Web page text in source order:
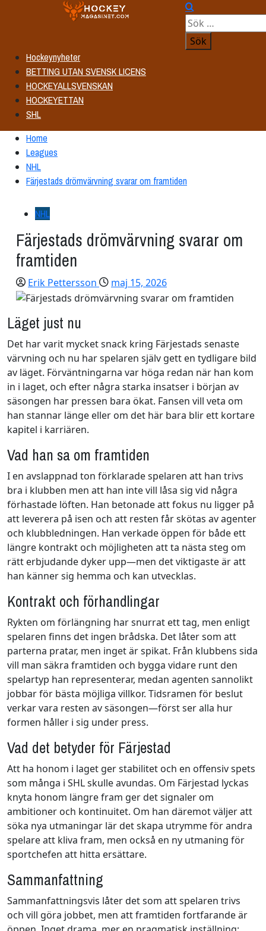
Sök
efter:
Hockeynyheter
BETTING UTAN SVENSK LICENS
HOCKEYALLSVENSKAN
HOCKEYETTAN
SHL
Home
Leagues
NHL
Färjestads drömvärvning svarar om framtiden
NHL
Färjestads drömvärvning svarar om
framtiden
Erik Pettersson maj 15, 2026
Läget just nu
Det har varit mycket snack kring Färjestads senaste
värvning och nu har spelaren själv gett en tydligare bild
av läget. Förväntningarna var höga redan när han kom
in i laget, och efter några starka insatser i början av
säsongen har pressen bara ökat. Fansen vill veta om
han stannar länge eller om det här bara blir ett kortare
kapitel i karriären.
Vad han sa om framtiden
I en avslappnad ton förklarade spelaren att han trivs
bra i klubben men att han inte vill låsa sig vid några
förhastade löften. Han betonade att fokus nu ligger på
att leverera på isen och att resten får skötas av agenter
och klubbledningen. Han verkade öppen för både ett
längre kontrakt och möjligheten att ta nästa steg om
rätt erbjudande dyker upp—men det viktigaste är att
han känner sig hemma och kan utvecklas.
Kontrakt och förhandlingar
Rykten om förlängning har snurrat ett tag, men enligt
spelaren finns det ingen brådska. Det låter som att
parterna pratar, men inget är spikat. Från klubbens sida
vill man säkra framtiden och bygga vidare runt den
spelartyp han representerar, medan agenten sannolikt
jobbar för bästa möjliga villkor. Tidsramen för beslut
verkar vara resten av säsongen—först ser alla hur
formen håller i sig under press.
Vad det betyder för Färjestad
Att ha honom i laget ger stabilitet och en offensiv spets
som många i SHL skulle avundas. Om Färjestad lyckas
knyta honom längre fram ger det signaler om
ambitioner och kontinuitet. Om han däremot väljer att
söka nya utmaningar lär det skapa utrymme för andra
spelare att kliva fram, men också en ny utmaning för
sportchefen att hitta ersättare.
Sammanfattning
Sammanfattningsvis låter det som att spelaren trivs
och vill göra jobbet, men att framtiden fortfarande är